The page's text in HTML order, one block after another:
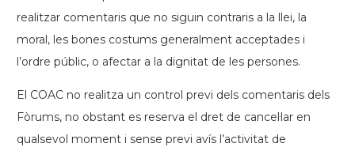
realitzar comentaris que no siguin contraris a la llei, la
moral, les bones costums generalment acceptades i
l’ordre públic, o afectar a la dignitat de les persones.
El COAC no realitza un control previ dels comentaris dels
Fòrums, no obstant es reserva el dret de cancel·lar en
qualsevol moment i sense previ avís l’activitat de